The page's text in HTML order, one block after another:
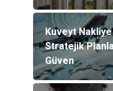
Kuveyt
Stratejik
Güven